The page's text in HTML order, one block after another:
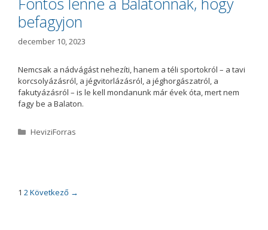
r
i
a
befagyjon
december 10, 2023
Nemcsak a nádvágást nehezíti, hanem a téli sportokról – a tavi
korcsolyázásról, a jégvitorlázásról, a jéghorgászatról, a
fakutyázásról – is le kell mondanunk már évek óta, mert nem
fagy be a Balaton.
K
ó
r
HeviziForras
B1 2Következő →